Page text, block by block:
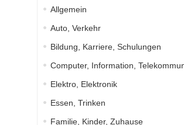
Allgemein
Auto, Verkehr
Bildung, Karriere, Schulungen
Computer, Information,
Elektro, Elektronik
Essen, Trinken
Familie, Kinder, Zuhause